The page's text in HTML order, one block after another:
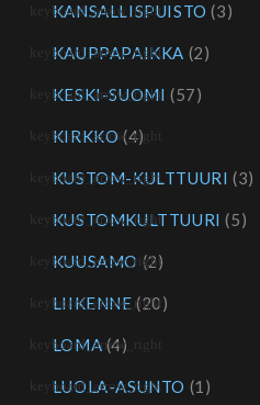
KANSALLISPUISTO (3)
KAUPPAPAIKKA (2)
KESKI-SUOMI (57)
KIRKKO (4)
KUSTOM-KULTTUURI (3)
KUSTOMKULTTUURI (5)
KUUSAMO (2)
LIIKENNE (20)
LOMA (4)
LUOLA-ASUNTO (1)